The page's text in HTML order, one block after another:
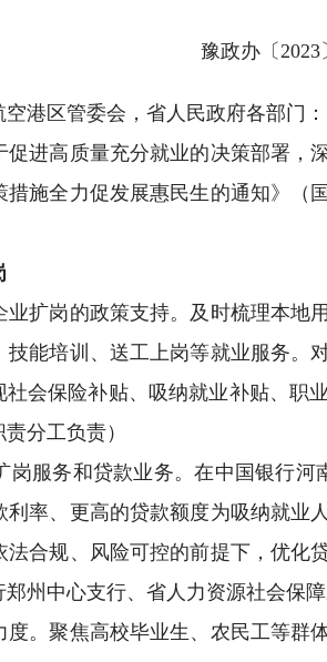
豫政办〔2023
港区管委会，省人民政府各部门：
高质量充分就业的决策部署，
施全力促发展惠民生的通知》（
岗的政策支持。及时梳理本地
能培训、送工上岗等就业服务。
会保险补贴、吸纳就业补贴、
分工负责）
务和贷款业务。在中国银行河
率、更高的贷款额度为吸纳就业
合规、风险可控的前提下，优
州中心支行、省人力资源社会保
聚焦高校毕业生、农民工等群